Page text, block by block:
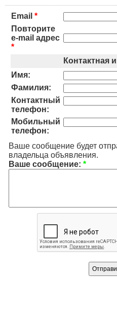
Email *
Повторите
e-mail адрес
*
Контактная
Имя:
Фамилия:
Контактный
телефон:
Мобильный
телефон:
Ваше сообщение будет
владельца объявления.
Ваше сообщение: *